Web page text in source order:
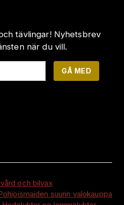
tävlingar! Nyhetsbrev
när du vill.
GÅ MED
och bilvax
suurin valokauppa